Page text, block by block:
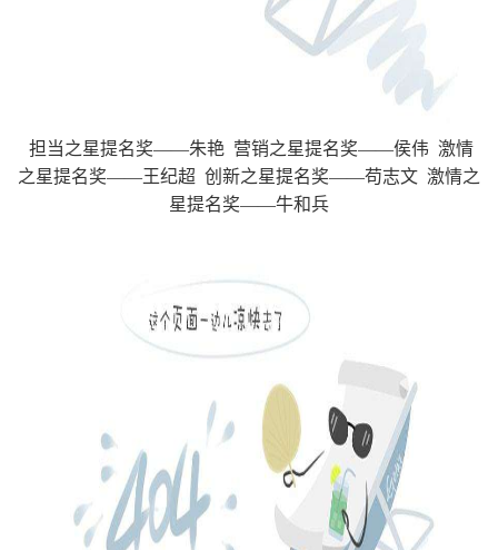
担当之星提名奖——朱艳 营销之星提名奖——侯伟 激情
之星提名奖——王纪超 创新之星提名奖——苟志文 激情之
星提名奖——牛和兵